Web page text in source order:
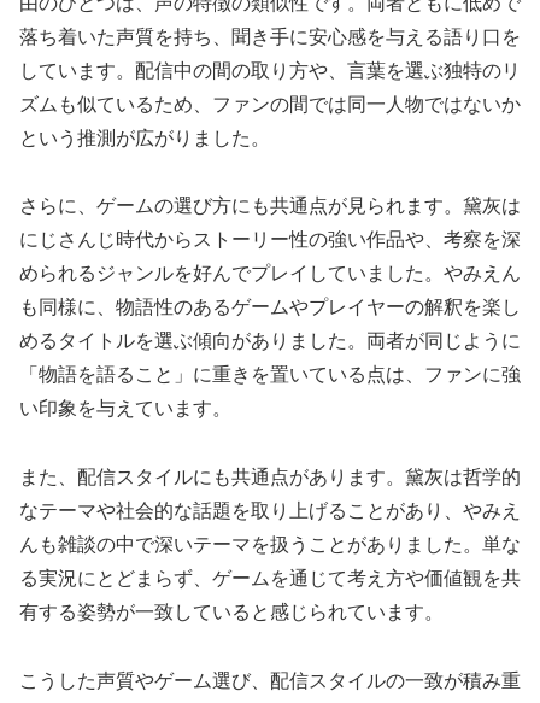
落ち着いた声質を持ち、聞き手に安心感を与える語り口を
しています。配信中の間の取り方や、言葉を選ぶ独特のリ
ズムも似ているため、ファンの間では同一人物ではないか
という推測が広がりました。
さらに、ゲームの選び方にも共通点が見られます。黛灰は
にじさんじ時代からストーリー性の強い作品や、考察を深
められるジャンルを好んでプレイしていました。やみえん
も同様に、物語性のあるゲームやプレイヤーの解釈を楽し
めるタイトルを選ぶ傾向がありました。両者が同じように
「物語を語ること」に重きを置いている点は、ファンに強
い印象を与えています。
また、配信スタイルにも共通点があります。黛灰は哲学的
なテーマや社会的な話題を取り上げることがあり、やみえ
んも雑談の中で深いテーマを扱うことがありました。単な
る実況にとどまらず、ゲームを通じて考え方や価値観を共
有する姿勢が一致していると感じられています。
こうした声質やゲーム選び、配信スタイルの一致が積み重